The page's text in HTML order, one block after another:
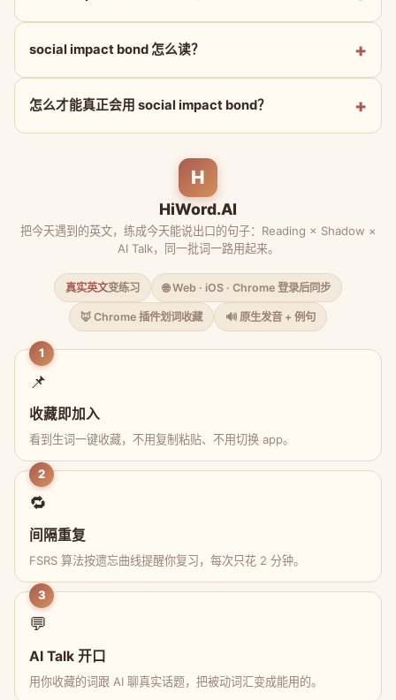
social impact bond 怎么读？
怎么才能真正会用 social impact bond？
H
HiWord.AI
把今天遇到的英文，练成今天能说出口的句子：Reading × Shadow ×
AI Talk，同一批词一路用起来。
真实英文变练习 🌐 Web · iOS · Chrome 登录后同步
🦊 Chrome 插件划词收藏 🔊 原生发音 + 例句
1
📌
收藏即加入
看到生词一键收藏，不用复制粘贴、不用切换 app。
2
🔁
间隔重复
FSRS 算法按遗忘曲线提醒你复习，每次只花 2 分钟。
3
💬
AI Talk 开口
用你收藏的词跟 AI 聊真实话题，把被动词汇变成能用的。